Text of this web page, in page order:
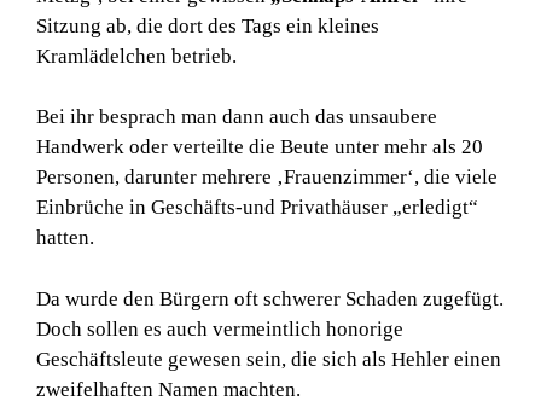
Sitzung ab, die dort des Tags ein kleines
Kramlädelchen betrieb.
Bei ihr besprach man dann auch das unsaubere
Handwerk oder verteilte die Beute unter mehr als 20
Personen, darunter mehrere ‚Frauenzimmer‘, die viele
Einbrüche in Geschäfts-und Privathäuser „erledigt“
hatten.
Da wurde den Bürgern oft schwerer Schaden zugefügt.
Doch sollen es auch vermeintlich honorige
Geschäftsleute gewesen sein, die sich als Hehler einen
zweifelhaften Namen machten.